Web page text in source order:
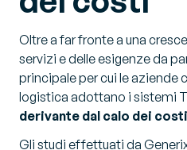
Oltre a far fronte a una
servizi e delle esigenze da
principale per cui le aziende
logistica adottano i sistemi
derivante dal calo dei costi
Gli studi effettuati da